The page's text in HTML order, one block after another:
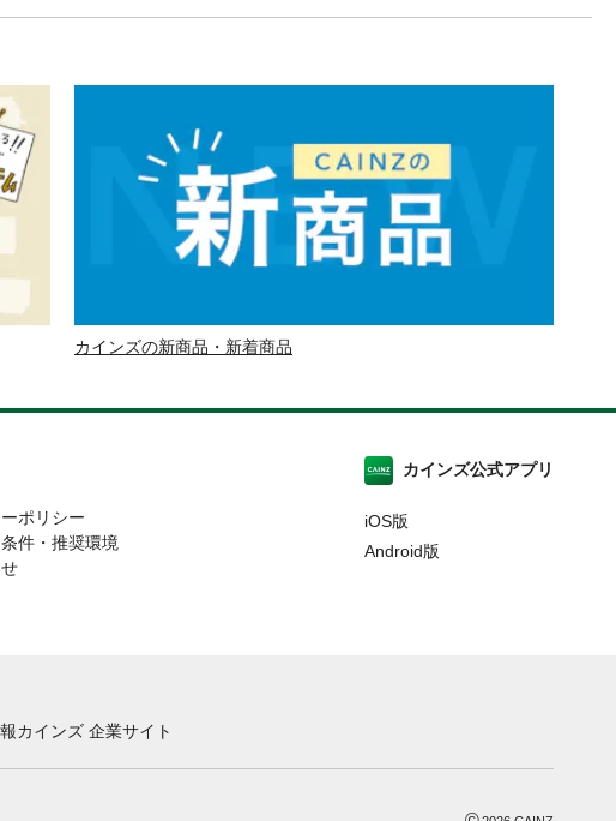
カインズの新商品・新着商品
ポリシー
件・推奨環境
カインズ公式アプリ
iOS版
Android版
カインズ 企業サイト